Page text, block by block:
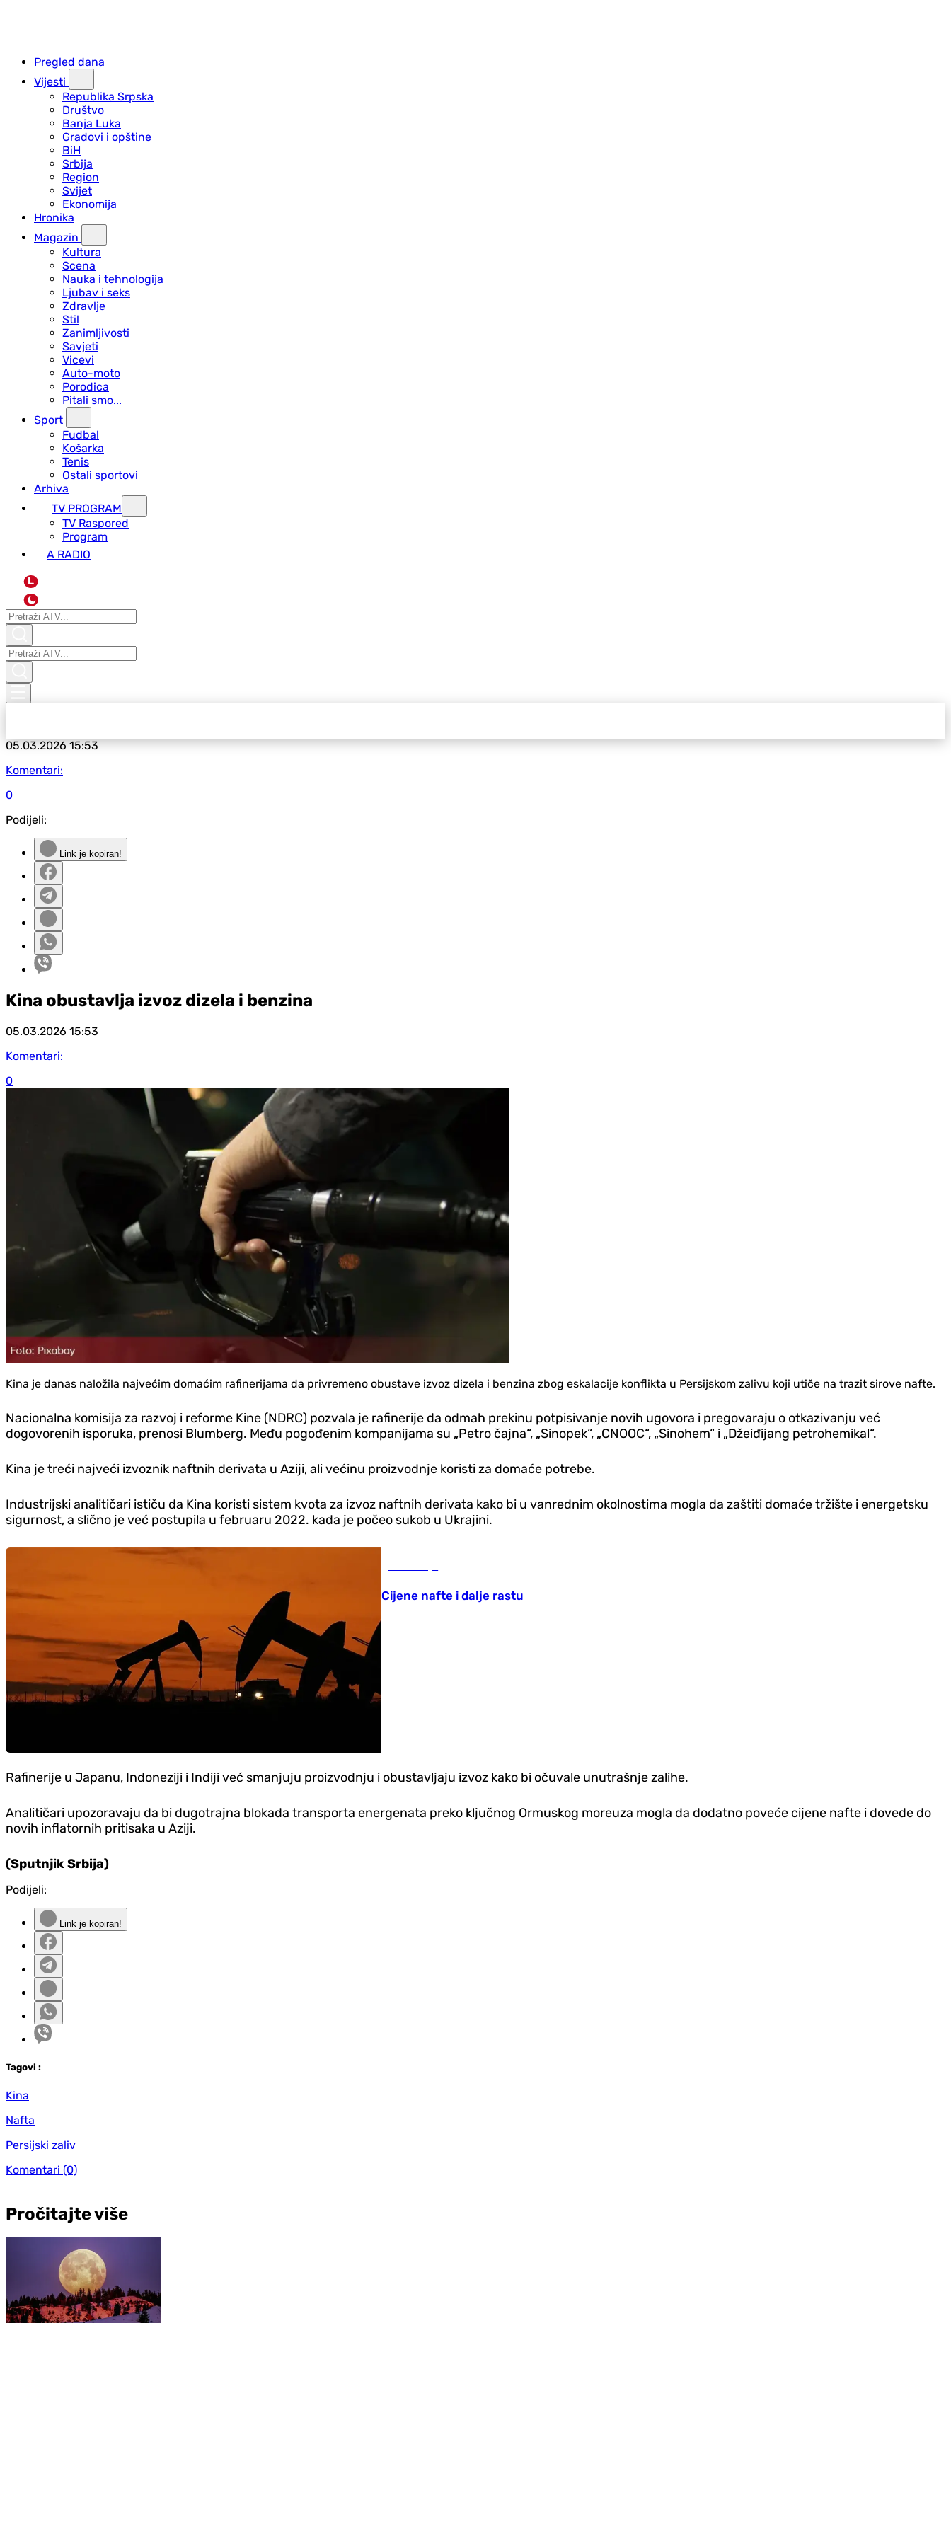
Pregled dana
Vijesti
Republika Srpska
Društvo
Banja Luka
Gradovi i opštine
BiH
Srbija
Region
Svijet
Ekonomija
Hronika
Magazin
Kultura
Scena
Nauka i tehnologija
Ljubav i seks
Zdravlje
Stil
Zanimljivosti
Savjeti
Vicevi
Auto-moto
Porodica
Pitali smo...
Sport
Fudbal
Košarka
Tenis
Ostali sportovi
Arhiva
TV PROGRAM
ТV Raspored
Program
A RADIO
L
05.03.202615:53
Komentari:
0
Podijeli:
Link je kopiran!
Kina obustavlja izvoz dizela i benzina
05.03.2026 15:53
Komentari:
0
Kina je danas naložila najvećim domaćim rafinerijama da privremeno obustave izvoz dizela i benzina zbog eskalacije konflikta u Persijskom zalivu koji utiče na trazit sirove nafte.
Nacionalna komisija za razvoj i reforme Kine (NDRC) pozvala je rafinerije da odmah prekinu potpisivanje novih ugovora i pregovaraju o otkazivanju već
dogovorenih isporuka, prenosi Blumberg. Među pogođenim kompanijama su „Petro čajna“, „Sinopek“, „CNOOC“, „Sinohem“ i „Džeiđijang petrohemikal“.
Kina je treći najveći izvoznik naftnih derivata u Aziji, ali većinu proizvodnje koristi za domaće potrebe.
Industrijski analitičari ističu da Kina koristi sistem kvota za izvoz naftnih derivata kako bi u vanrednim okolnostima mogla da zaštiti domaće tržište i energetsku
sigurnost, a slično je već postupila u februaru 2022. kada je počeo sukob u Ukrajini.
Cijene nafte i dalje rastu
Rafinerije u Japanu, Indoneziji i Indiji već smanjuju proizvodnju i obustavljaju izvoz kako bi očuvale unutrašnje zalihe.
Analitičari upozoravaju da bi dugotrajna blokada transporta energenata preko ključnog Ormuskog moreuza mogla da dodatno poveće cijene nafte i dovede do
novih inflatornih pritisaka u Aziji.
(Sputnjik Srbija)
Podijeli:
Link je kopiran!
Tagovi :
Kina
Nafta
Persijski zaliv
Komentari (0)
Pročitajte više